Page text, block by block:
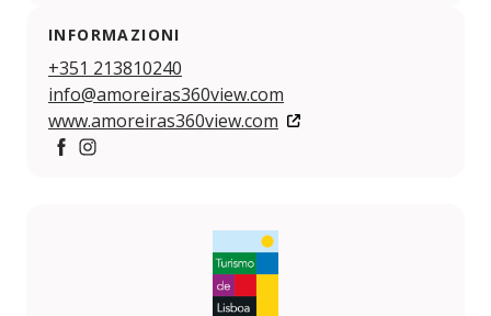
INFORMAZIONI
+351 213810240
info@amoreiras360view.com
www.amoreiras360view.com